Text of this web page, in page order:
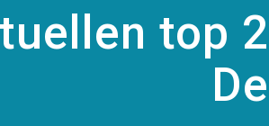
top